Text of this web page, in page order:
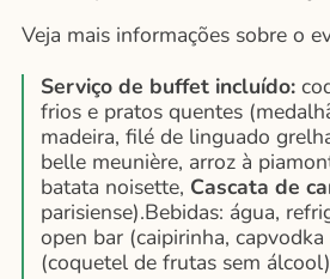
Veja mais informações sobre o
Serviço de buffet incluído:
frios e pratos quentes
madeira, filé de linguado
belle meunière, arroz à
batata noisette, Cascata de
parisiense).Bebidas: água,
open bar (caipirinha,
(coquetel de frutas sem